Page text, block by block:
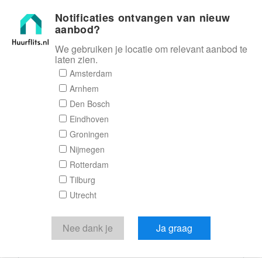
Huurflits
Reactieformulier
Huurflits
Verstuur je bericht
Door een bericht te sturen kom je in contact met de
aanbieder of makelaar van de woning.
Notificaties ontvangen van nieuw
aanbod?
We gebruiken je locatie om relevant aanbod te
laten zien.
Amsterdam
Arnhem
Den Bosch
Eindhoven
Groningen
Nijmegen
Rotterdam
Tilburg
Utrecht
Nee dank je Ja graag